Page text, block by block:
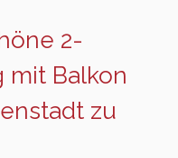
2-
mit Balkon
zu